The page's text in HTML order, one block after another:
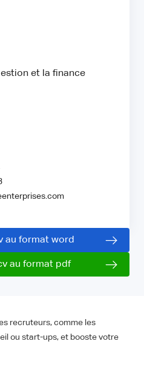
et la finance
au format word
au format pdf
recruteurs, comme les
ou start-ups, et booste votre